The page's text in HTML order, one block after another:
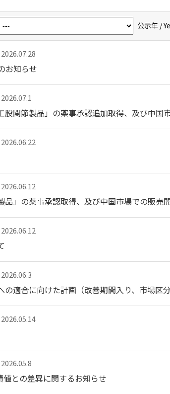
公示年 /
2026.07.28
お知らせ
2026.07.1
2026.06.22
2026.06.12
品」の薬事承認取得、及び中国市場での販売
2026.06.12
2026.06.3
2026.05.14
2026.05.8
との差異に関するお知らせ